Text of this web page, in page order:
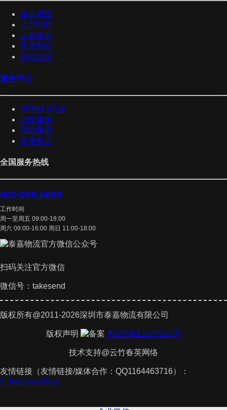
泰嘉理念
人才招聘
人在泰嘉
联系我们
合作伙伴
服务中心
API接口对接
揽收服务
保险服务
直营网点
全国服务热线
400-098-5699
工作时间
周一至周五 09:00-18:00
周六 09:00-16:00 周日 11:00-18:00
扫码关注官方微信
微信号：takesend
版权所有@2011-2026深圳市泰嘉物流有限公司
版权声明 粤ICP备12027267号
技术支持@云竹春英网络
友情链接（友情链接/媒体合作：QQ1164463716）：
TakesendShip